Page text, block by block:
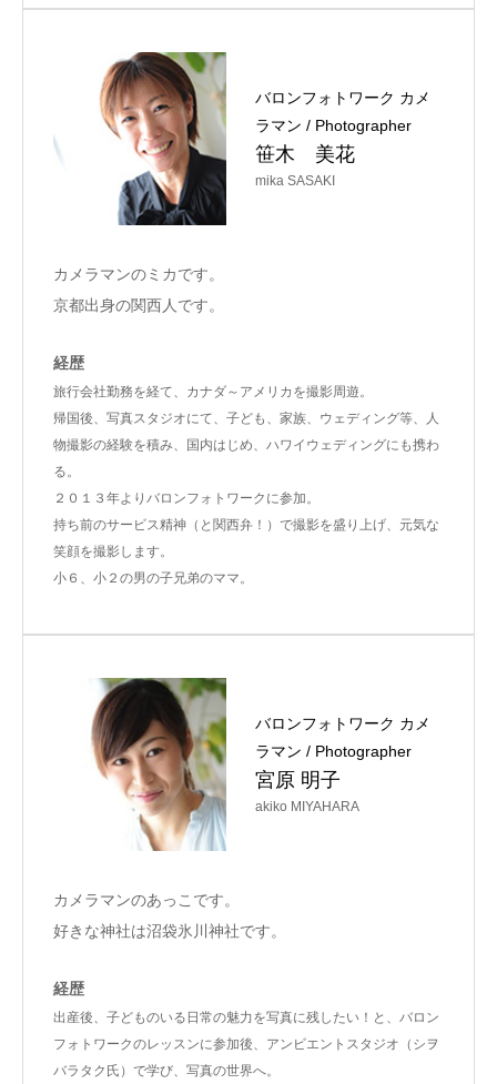
バロンフォトワーク カメ
ラマン / Photographer
笹木 美花
mika SASAKI
カメラマンのミカです。
京都出身の関西人です。
経歴
旅行会社勤務を経て、カナダ～アメリカを撮影周遊。
帰国後、写真スタジオにて、子ども、家族、ウェディング等、人
物撮影の経験を積み、国内はじめ、ハワイウェディングにも携わ
る。
２０１３年よりバロンフォトワークに参加。
持ち前のサービス精神（と関西弁！）で撮影を盛り上げ、元気な
笑顔を撮影します。
小６、小２の男の子兄弟のママ。
バロンフォトワーク カメ
ラマン / Photographer
宮原 明子
akiko MIYAHARA
カメラマンのあっこです。
好きな神社は沼袋氷川神社です。
経歴
出産後、子どものいる日常の魅力を写真に残したい！と、バロン
フォトワークのレッスンに参加後、アンビエントスタジオ（シヲ
バラタク氏）で学び、写真の世界へ。